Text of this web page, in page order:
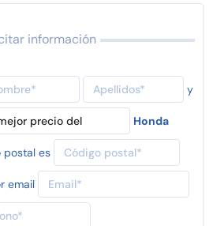
información
y
Honda
postal es
email